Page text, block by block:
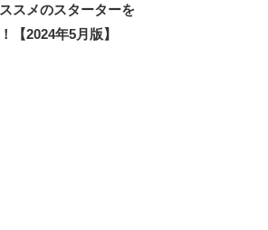
スメのスターターを
【2024年5月版】